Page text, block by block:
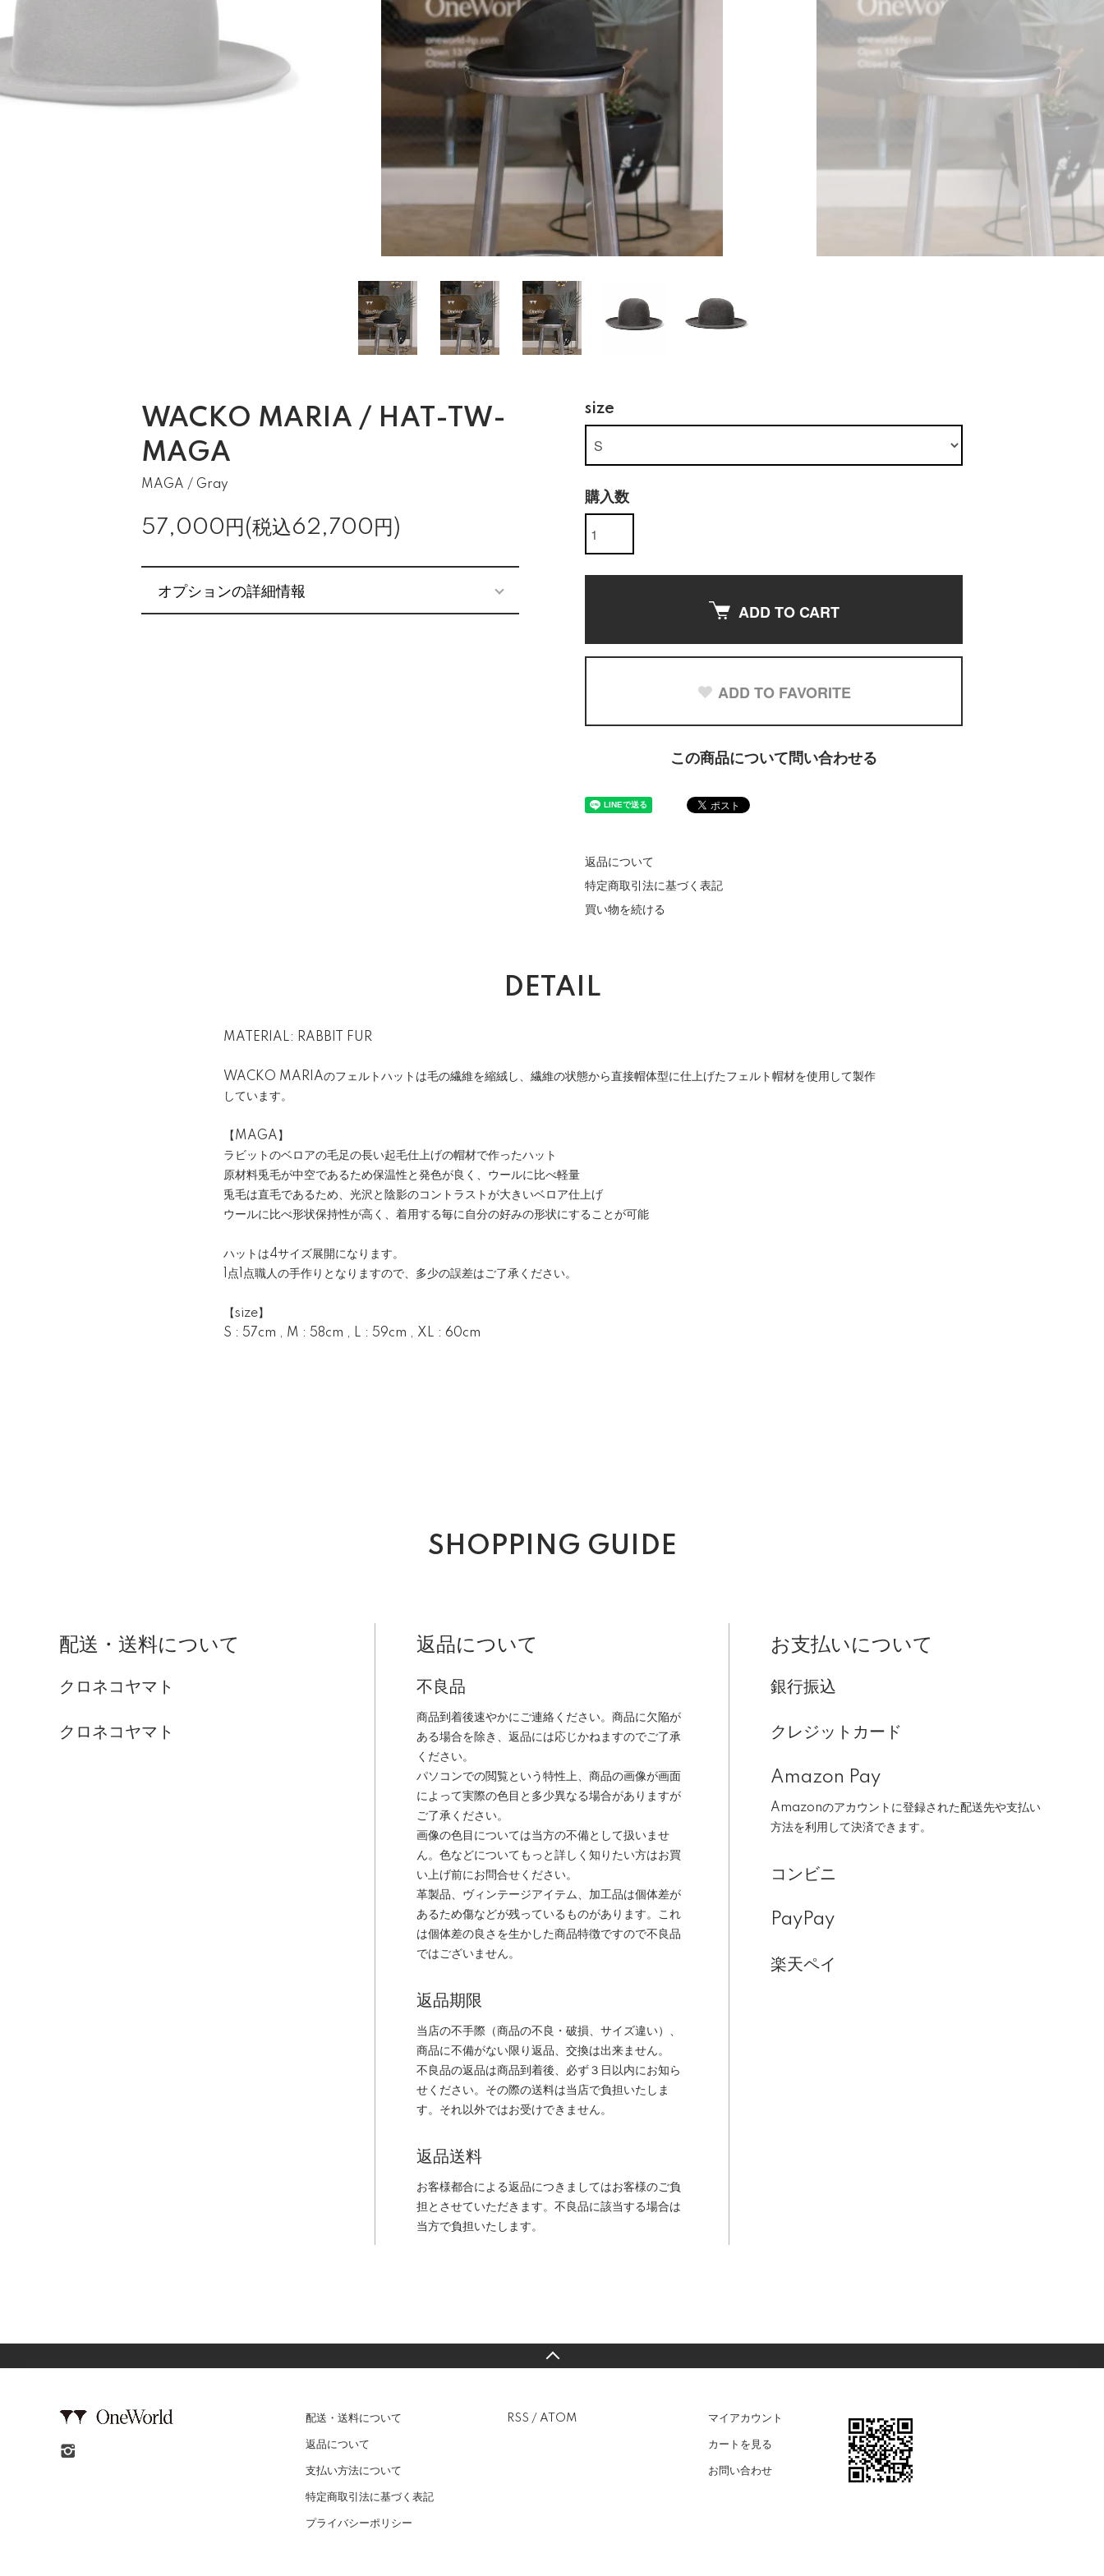
WACKO MARIA / HAT-TW-
MAGA
MAGA / Gray
57,000円(税込62,700円)
オプションの詳細情報
size
購入数
ADD TO CART
ADD TO FAVORITE
この商品について問い合わせる
返品について
特定商取引法に基づく表記
買い物を続ける
DETAIL
MATERIAL: RABBIT FUR
WACKO MARIAのフェルトハットは毛の繊維を縮絨し、繊維の状態から直接帽体型に仕上げたフェルト帽材を使用して製作
しています。
【MAGA】
ラビットのベロアの毛足の長い起毛仕上げの帽材で作ったハット
原材料兎毛が中空であるため保温性と発色が良く、ウールに比べ軽量
兎毛は直毛であるため、光沢と陰影のコントラストが大きいベロア仕上げ
ウールに比べ形状保持性が高く、着用する毎に自分の好みの形状にすることが可能
ハットは4サイズ展開になります。
1点1点職人の手作りとなりますので、多少の誤差はご了承ください。
【size】
S : 57cm , M : 58cm , L : 59cm , XL : 60cm
SHOPPING GUIDE
配送・送料について
クロネコヤマト
クロネコヤマト
返品について
不良品
商品到着後速やかにご連絡ください。商品に欠陥が
ある場合を除き、返品には応じかねますのでご了承
ください。
パソコンでの閲覧という特性上、商品の画像が画面
によって実際の色目と多少異なる場合がありますが
ご了承ください。
画像の色目については当方の不備として扱いませ
ん。色などについてもっと詳しく知りたい方はお買
い上げ前にお問合せください。
革製品、ヴィンテージアイテム、加工品は個体差が
あるため傷などが残っているものがあります。これ
は個体差の良さを生かした商品特徴ですので不良品
ではございません。
返品期限
当店の不手際（商品の不良・破損、サイズ違い）、
商品に不備がない限り返品、交換は出来ません。
不良品の返品は商品到着後、必ず３日以内にお知ら
せください。その際の送料は当店で負担いたしま
す。それ以外ではお受けできません。
返品送料
お客様都合による返品につきましてはお客様のご負
担とさせていただきます。不良品に該当する場合は
当方で負担いたします。
お支払いについて
銀行振込
クレジットカード
Amazon Pay
Amazonのアカウントに登録された配送先や支払い
方法を利用して決済できます。
コンビニ
PayPay
楽天ペイ
配送・送料について
返品について
支払い方法について
特定商取引法に基づく表記
プライバシーポリシー
RSS / ATOM マイアカウント
カートを見る
お問い合わせ